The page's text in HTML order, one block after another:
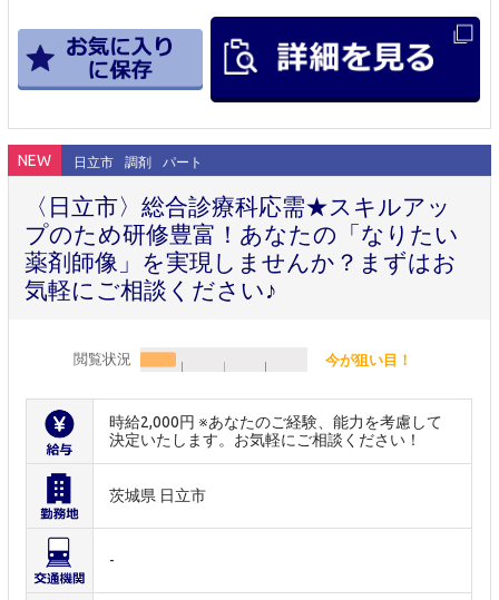
NEW 日立市 調剤 パート
〈日立市〉総合診療科応需★スキルアッ
プのため研修豊富！あなたの「なりたい
薬剤師像」を実現しませんか？まずはお
気軽にご相談ください♪
閲覧状況 今が狙い目！
時給2,000円 ※あなたのご経験、能力を考慮して
決定いたします。お気軽にご相談ください！
茨城県 日立市
-